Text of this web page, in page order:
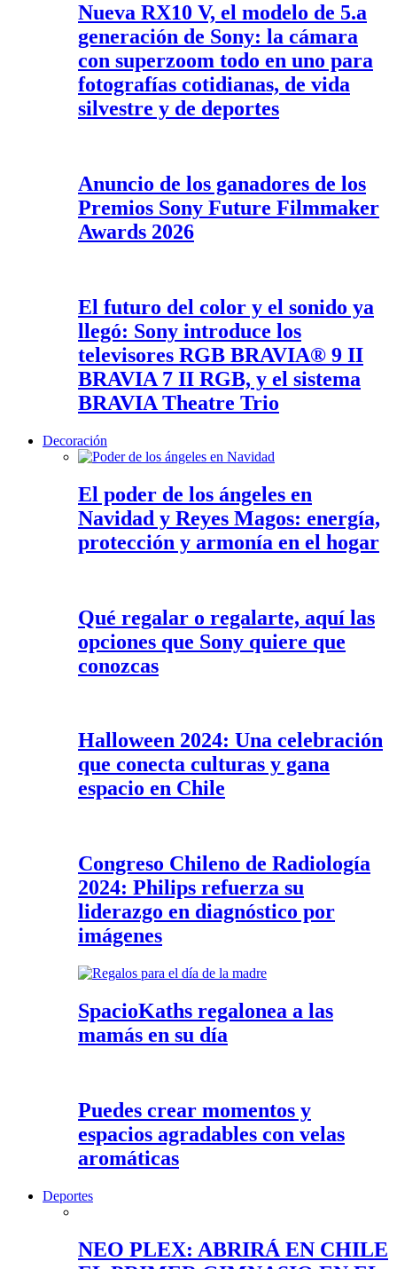
Nueva RX10 V, el modelo de 5.a
generación de Sony: la cámara
con superzoom todo en uno para
fotografías cotidianas, de vida
silvestre y de deportes
Anuncio de los ganadores de los
Premios Sony Future Filmmaker
Awards 2026
El futuro del color y el sonido ya
llegó: Sony introduce los
televisores RGB BRAVIA® 9 II
BRAVIA 7 II RGB, y el sistema
BRAVIA Theatre Trio
Decoración
El poder de los ángeles en
Navidad y Reyes Magos: energía,
protección y armonía en el hogar
Qué regalar o regalarte, aquí las
opciones que Sony quiere que
conozcas
Halloween 2024: Una celebración
que conecta culturas y gana
espacio en Chile
Congreso Chileno de Radiología
2024: Philips refuerza su
liderazgo en diagnóstico por
imágenes
SpacioKaths regalonea a las
mamás en su día
Puedes crear momentos y
espacios agradables con velas
aromáticas
Deportes
NEO PLEX: ABRIRÁ EN CHILE